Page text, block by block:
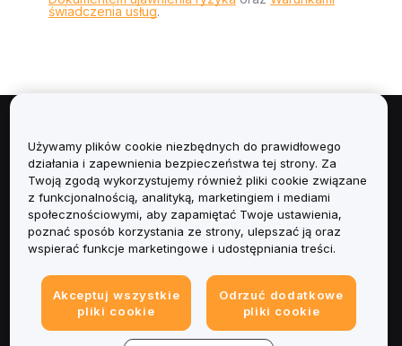
świadczenia usług.
Informacje
Usługi
Obsługa Klienta
Informacje prawne
Używamy plików cookie niezbędnych do prawidłowego
działania i zapewnienia bezpieczeństwa tej strony. Za
Twoją zgodą wykorzystujemy również pliki cookie związane
z funkcjonalnością, analityką, marketingiem i mediami
społecznościowymi, aby zapamiętać Twoje ustawienia,
poznać sposób korzystania ze strony, ulepszać ją oraz
wspierać funkcje marketingowe i udostępniania treści.
Akceptuj wszystkie
pliki cookie
Odrzuć dodatkowe
pliki cookie